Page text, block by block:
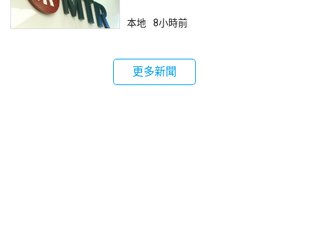
本地 8小時前
更多新聞